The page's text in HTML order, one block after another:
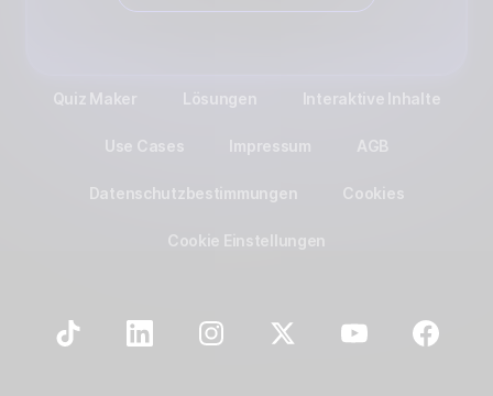
Quiz Maker Lösungen Interaktive Inhalte
Use Cases Impressum AGB
Datenschutzbestimmungen Cookies
Cookie Einstellungen